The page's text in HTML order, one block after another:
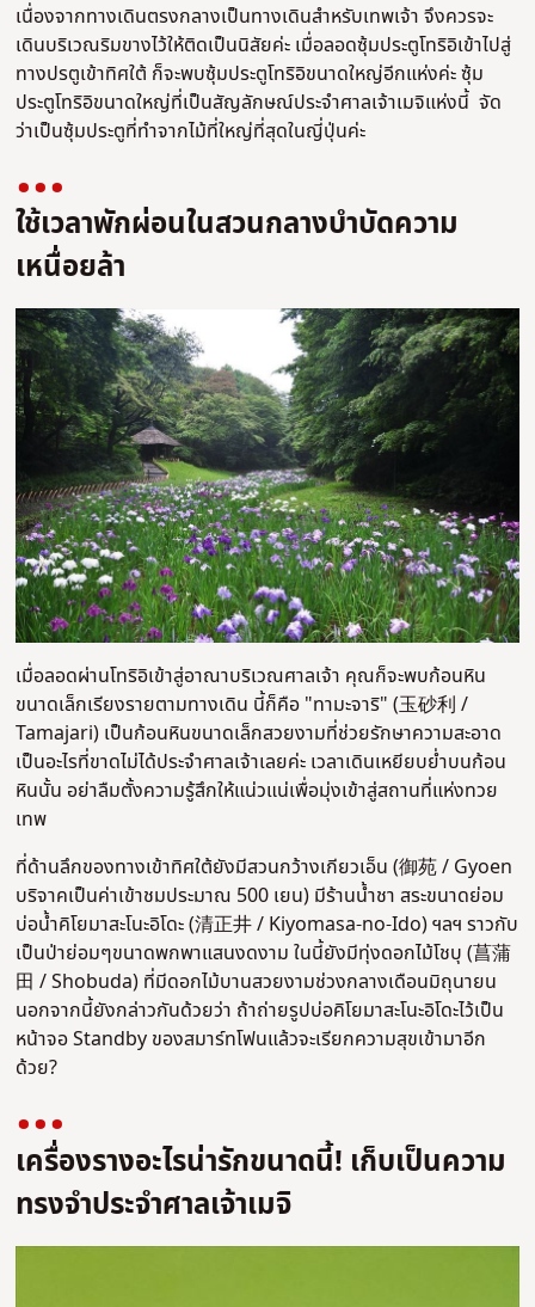
เนื่องจากทางเดินตรงกลางเป็นทางเดินสำหรับเทพเจ้า จึงควรจะ
เดินบริเวณริมขางไว้ให้ติดเป็นนิสัยค่ะ เมื่อลอดซุ้มประตูโทริอิเข้าไปสู่
ทางปรตูเข้าทิศใต้ ก็จะพบซุ้มประตูโทริอิขนาดใหญ่อีกแห่งค่ะ ซุ้ม
ประตูโทริอิขนาดใหญ่ที่เป็นสัญลักษณ์ประจำศาลเจ้าเมจิแห่งนี้ จัด
ว่าเป็นซุ้มประตูที่ทำจากไม้ที่ใหญ่ที่สุดในญี่ปุ่นค่ะ
ใช้เวลาพักผ่อนในสวนกลางบำบัดความ
เหนื่อยล้า
เมื่อลอดผ่านโทริอิเข้าสู่อาณาบริเวณศาลเจ้า คุณก็จะพบก้อนหิน
ขนาดเล็กเรียงรายตามทางเดิน นี้ก็คือ "ทามะจาริ" (玉砂利 /
Tamajari) เป็นก้อนหินขนาดเล็กสวยงามที่ช่วยรักษาความสะอาด
เป็นอะไรที่ขาดไม่ได้ประจำศาลเจ้าเลยค่ะ เวลาเดินเหยียบย่ำบนก้อน
หินนั้น อย่าลืมตั้งความรู้สึกให้แน่วแน่เพื่อมุ่งเข้าสู่สถานที่แห่งทวย
เทพ
ที่ด้านลึกของทางเข้าทิศใต้ยังมีสวนกว้างเกียวเอ็น (御苑 / Gyoen
บริจาคเป็นค่าเข้าชมประมาณ 500 เยน) มีร้านน้ำชา สระขนาดย่อม
บ่อน้ำคิโยมาสะโนะอิโดะ (清正井 / Kiyomasa-no-Ido) ฯลฯ ราวกับ
เป็นป่าย่อมๆขนาดพกพาแสนงดงาม ในนี้ยังมีทุ่งดอกไม้โชบุ (菖蒲
田 / Shobuda) ที่มีดอกไม้บานสวยงามช่วงกลางเดือนมิถุนายน
นอกจากนี้ยังกล่าวกันด้วยว่า ถ้าถ่ายรูปบ่อคิโยมาสะโนะอิโดะไว้เป็น
หน้าจอ Standby ของสมาร์ทโฟนแล้วจะเรียกความสุขเข้ามาอีก
ด้วย?
เครื่องรางอะไรน่ารักขนาดนี้! เก็บเป็นความ
ทรงจำประจำศาลเจ้าเมจิ